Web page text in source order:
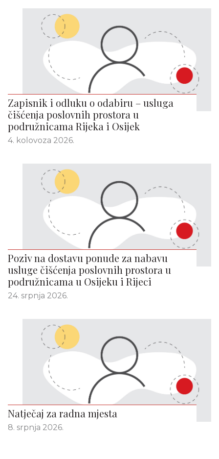
Zapisnik i odluku o odabiru – usluga
čišćenja poslovnih prostora u
podružnicama Rijeka i Osijek
4. kolovoza 2026.
Poziv na dostavu ponude za nabavu
usluge čišćenja poslovnih prostora u
podružnicama u Osijeku i Rijeci
24. srpnja 2026.
Natječaj za radna mjesta
8. srpnja 2026.